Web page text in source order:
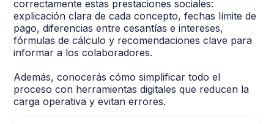
correctamente estas prestaciones sociales:
explicación clara de cada concepto, fechas límite de
pago, diferencias entre cesantías e intereses,
fórmulas de cálculo y recomendaciones clave para
informar a los colaboradores.
Además, conocerás cómo simplificar todo el
proceso con herramientas digitales que reducen la
carga operativa y evitan errores.